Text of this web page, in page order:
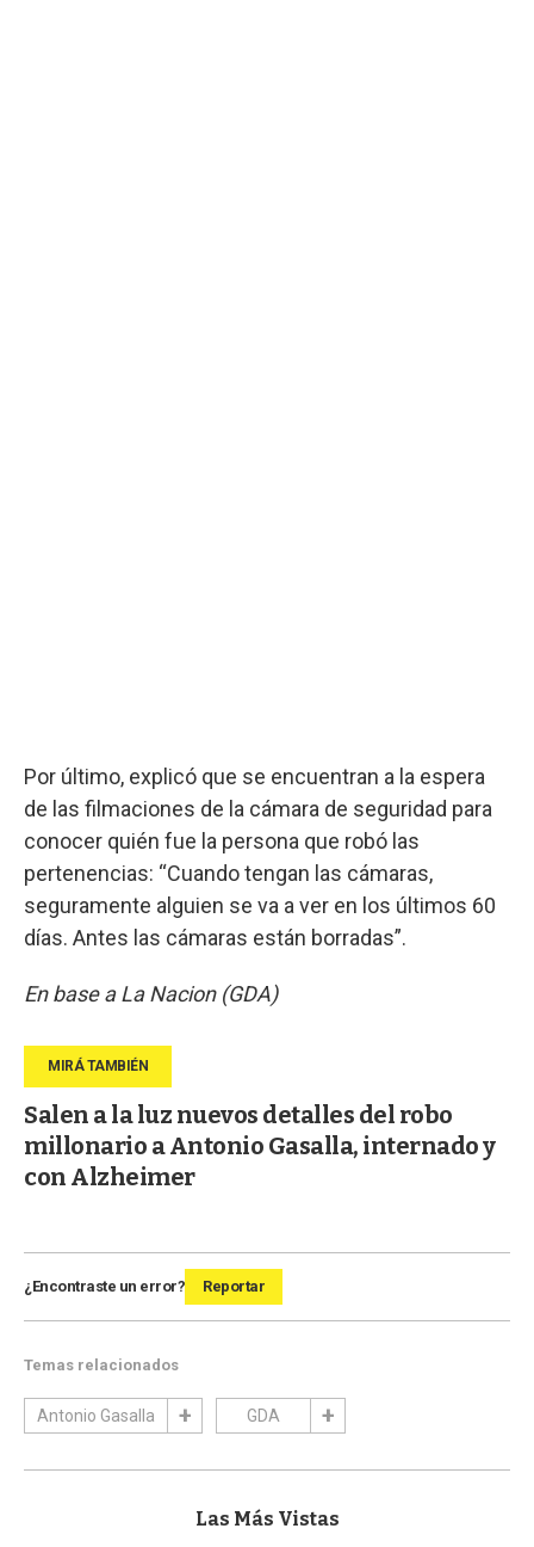
Por último, explicó que se encuentran a la espera
de las filmaciones de la cámara de seguridad para
conocer quién fue la persona que robó las
pertenencias: “Cuando tengan las cámaras,
seguramente alguien se va a ver en los últimos 60
días. Antes las cámaras están borradas”.
En base a La Nacion (GDA)
Salen a la luz nuevos detalles del robo
millonario a Antonio Gasalla, internado y
con Alzheimer
¿Encontraste un error? Reportar
Temas relacionados
Antonio Gasalla GDA
Las Más Vistas